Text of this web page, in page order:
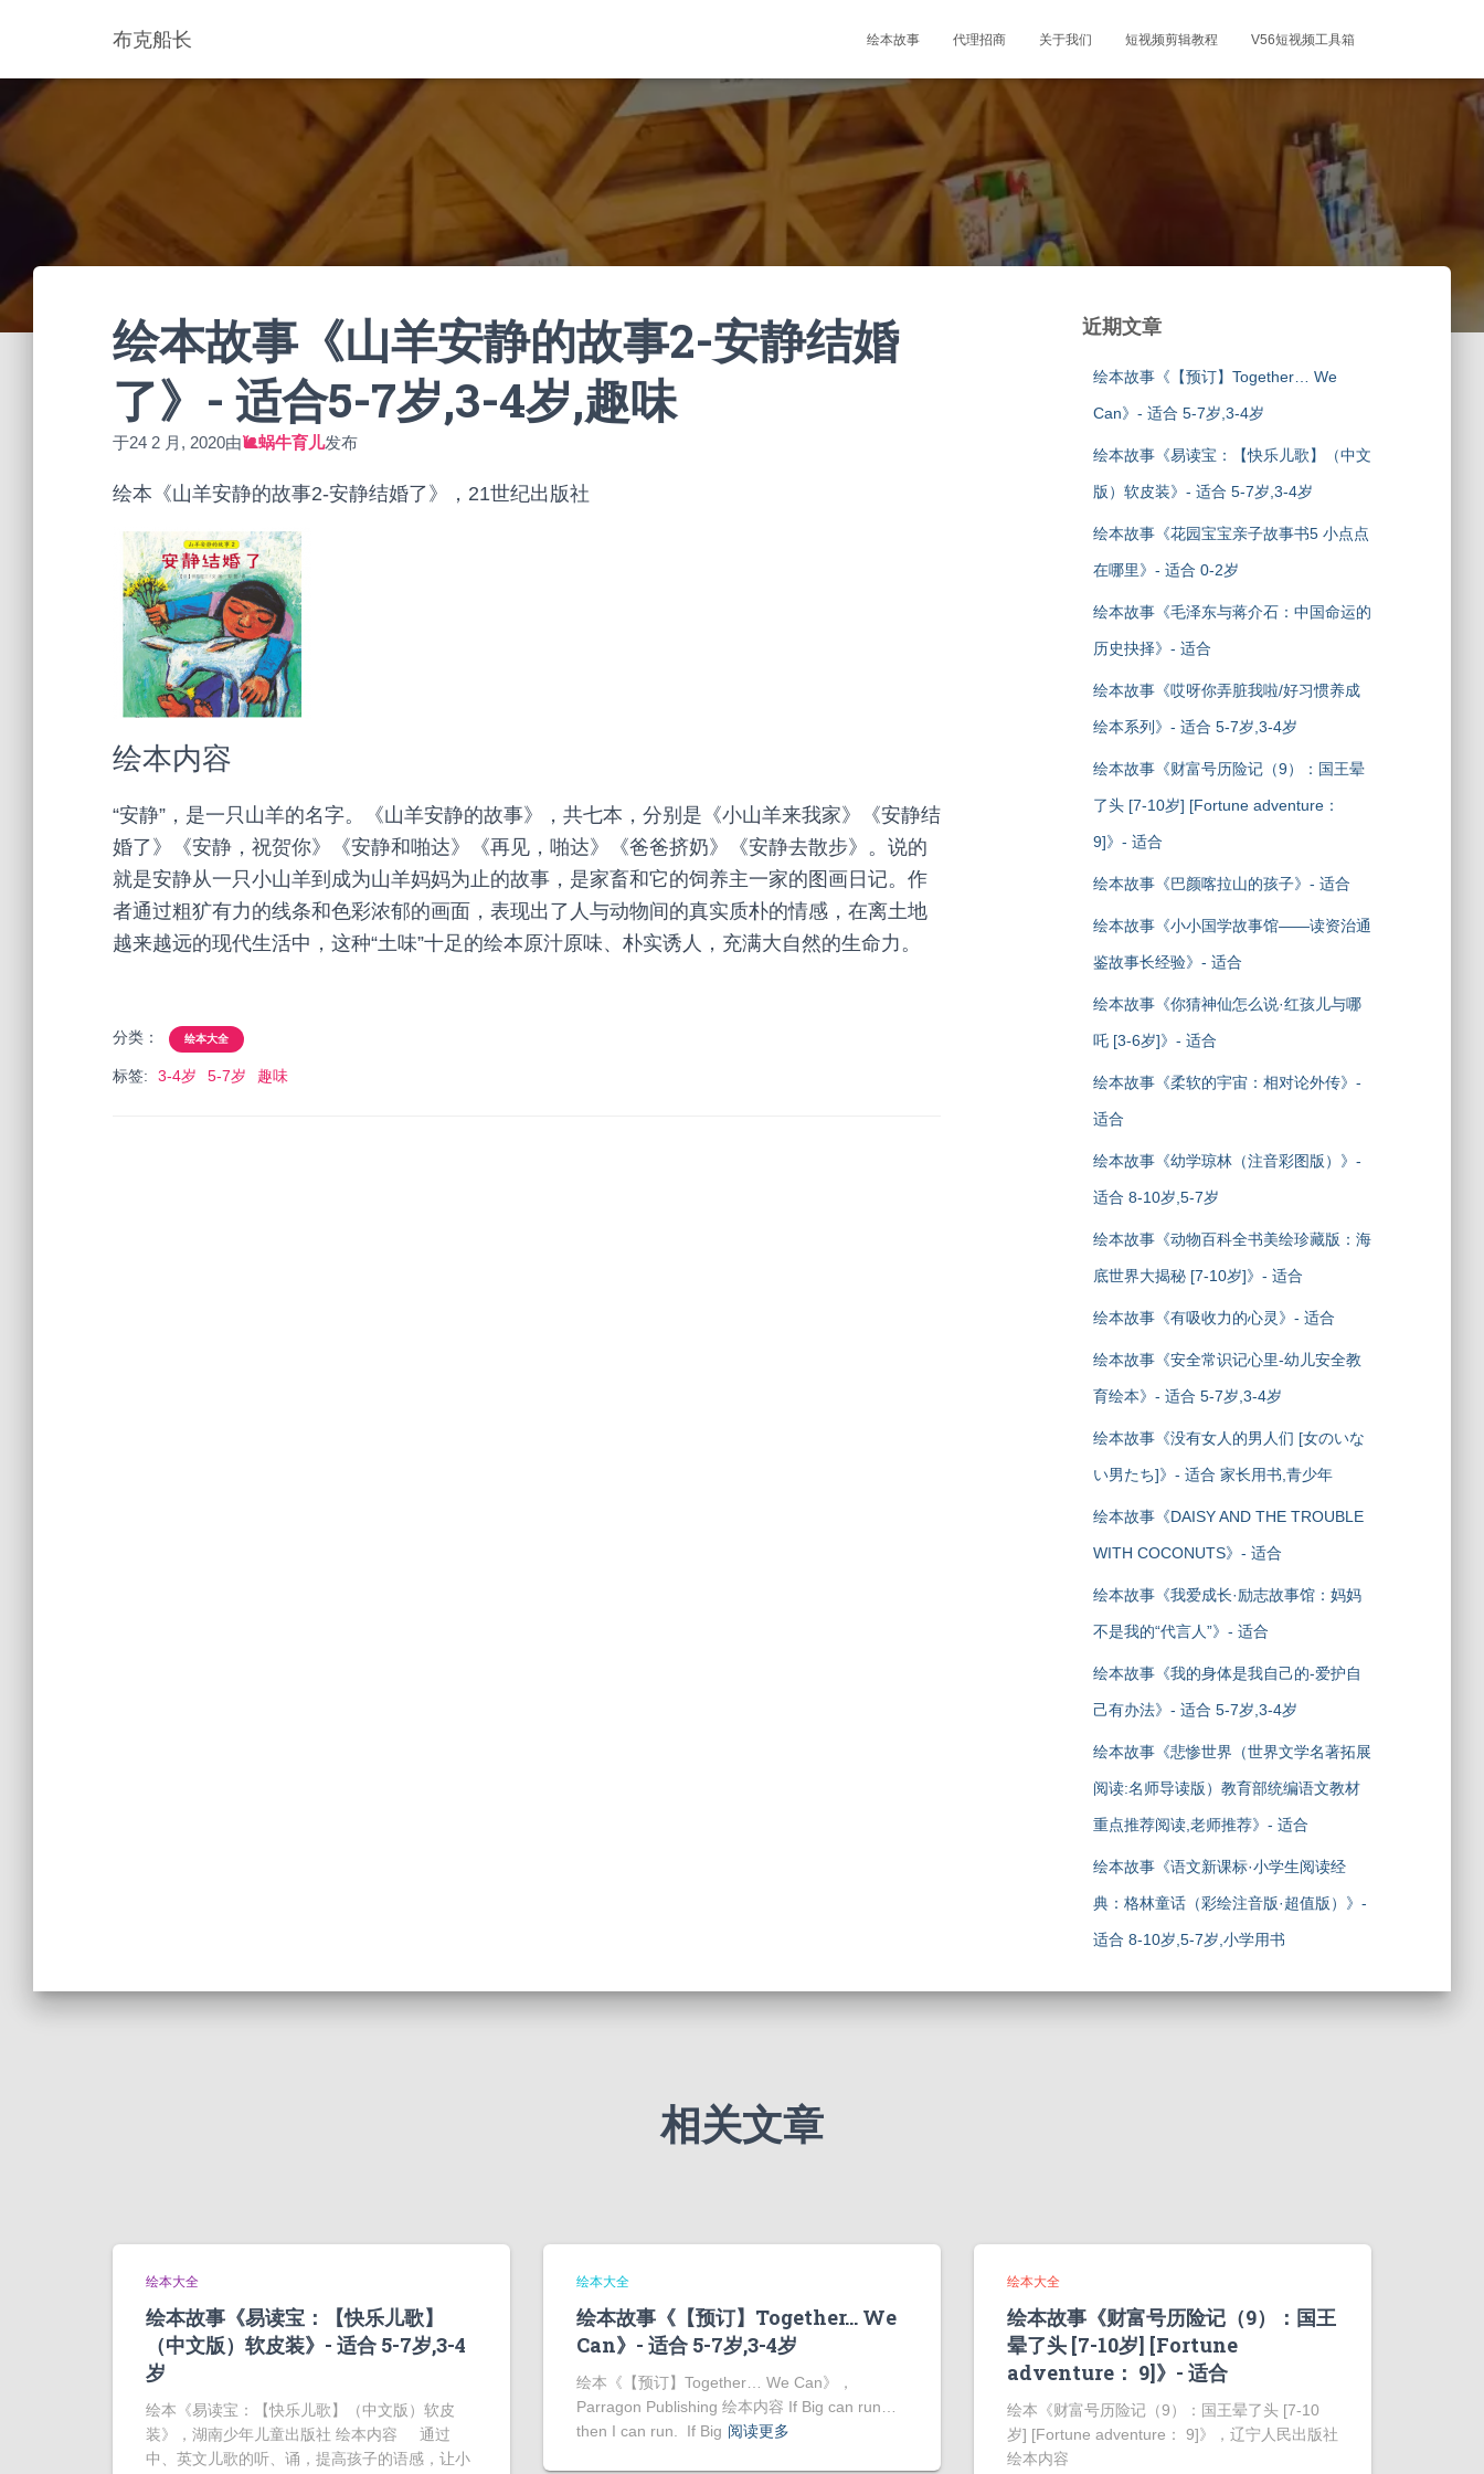
布克船长 绘本故事 代理招商 关于我们 短视频剪辑教程 V56短视频工具箱
绘本故事《山羊安静的故事2-安静结婚
了》- 适合5-7岁,3-4岁,趣味
于24 2 月, 2020由🐌蜗牛育儿发布
绘本《山羊安静的故事2-安静结婚了》，21世纪出版社
绘本内容
“安静”，是一只山羊的名字。《山羊安静的故事》，共七本，分别是《小山羊来我家》《安静结
婚了》《安静，祝贺你》《安静和啪达》《再见，啪达》《爸爸挤奶》《安静去散步》。说的
就是安静从一只小山羊到成为山羊妈妈为止的故事，是家畜和它的饲养主一家的图画日记。作
者通过粗犷有力的线条和色彩浓郁的画面，表现出了人与动物间的真实质朴的情感，在离土地
越来越远的现代生活中，这种“土味”十足的绘本原汁原味、朴实诱人，充满大自然的生命力。
分类： 绘本大全
标签: 3-4岁 5-7岁 趣味
近期文章
绘本故事《【预订】Together… We
Can》- 适合 5-7岁,3-4岁
绘本故事《易读宝：【快乐儿歌】（中文
版）软皮装》- 适合 5-7岁,3-4岁
绘本故事《花园宝宝亲子故事书5 小点点
在哪里》- 适合 0-2岁
绘本故事《毛泽东与蒋介石：中国命运的
历史抉择》- 适合
绘本故事《哎呀你弄脏我啦/好习惯养成
绘本系列》- 适合 5-7岁,3-4岁
绘本故事《财富号历险记（9）：国王晕
了头 [7-10岁] [Fortune adventure：
9]》- 适合
绘本故事《巴颜喀拉山的孩子》- 适合
绘本故事《小小国学故事馆——读资治通
鉴故事长经验》- 适合
绘本故事《你猜神仙怎么说·红孩儿与哪
吒 [3-6岁]》- 适合
绘本故事《柔软的宇宙：相对论外传》-
适合
绘本故事《幼学琼林（注音彩图版）》-
适合 8-10岁,5-7岁
绘本故事《动物百科全书美绘珍藏版：海
底世界大揭秘 [7-10岁]》- 适合
绘本故事《有吸收力的心灵》- 适合
绘本故事《安全常识记心里-幼儿安全教
育绘本》- 适合 5-7岁,3-4岁
绘本故事《没有女人的男人们 [女のいな
い男たち]》- 适合 家长用书,青少年
绘本故事《DAISY AND THE TROUBLE
WITH COCONUTS》- 适合
绘本故事《我爱成长·励志故事馆：妈妈
不是我的“代言人”》- 适合
绘本故事《我的身体是我自己的-爱护自
己有办法》- 适合 5-7岁,3-4岁
绘本故事《悲惨世界（世界文学名著拓展
阅读:名师导读版）教育部统编语文教材
重点推荐阅读,老师推荐》- 适合
绘本故事《语文新课标·小学生阅读经
典：格林童话（彩绘注音版·超值版）》-
适合 8-10岁,5-7岁,小学用书
相关文章
绘本大全
绘本故事《易读宝：【快乐儿歌】
（中文版）软皮装》- 适合 5-7岁,3-4
岁
绘本《易读宝：【快乐儿歌】（中文版）软皮
装》，湖南少年儿童出版社 绘本内容 通过
中、英文儿歌的听、诵，提高孩子的语感，让小
绘本大全
绘本故事《【预订】Together… We
Can》- 适合 5-7岁,3-4岁
绘本《【预订】Together… We Can》，
Parragon Publishing 绘本内容 If Big can run…
then I can run. If Big 阅读更多
绘本大全
绘本故事《财富号历险记（9）：国王
晕了头 [7-10岁] [Fortune
adventure： 9]》- 适合
绘本《财富号历险记（9）：国王晕了头 [7-10
岁] [Fortune adventure： 9]》，辽宁人民出版社
绘本内容